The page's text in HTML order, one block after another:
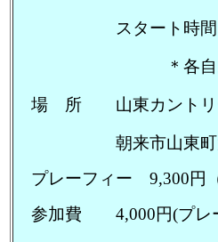
スタート時
＊各自スタ
場 所 山東カントリ
朝来市山東町大
プレーフィー 9,300円
参加費 4,000円(プレ